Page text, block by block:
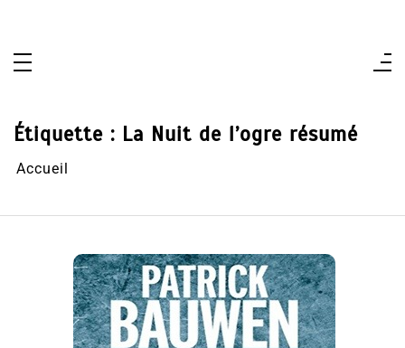
Étiquette : La Nuit de l’ogre résumé
Accueil